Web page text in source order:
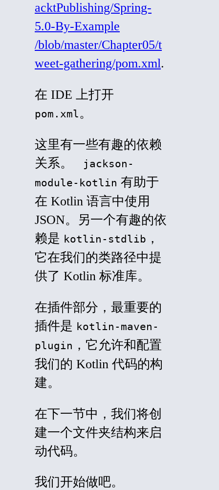
acktPublishing/Spring-
5.0-By-Example
/blob/master/Chapter05/t
weet-gathering/pom.xml.
在 IDE 上打开
pom.xml。
这里有一些有趣的依赖
关系。
jackson-
module-kotlin 有助于
在 Kotlin 语言中使用
JSON。另一个有趣的依
赖是 kotlin-stdlib ，
它在我们的类路径中提
供了 Kotlin 标准库。
在插件部分，最重要的
插件是 kotlin-maven-
plugin ，它允许和配置
我们的 Kotlin 代码的构
建。
在下一节中，我们将创
建一个文件夹结构来启
动代码。
我们开始做吧。